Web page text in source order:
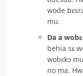
wode
mu.
Da a
behia sɛ
wobɛkɔ
no ma.